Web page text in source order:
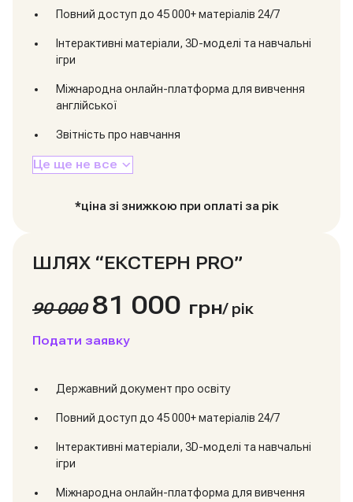
Повний доступ до 45 000+ матеріалів 24/7
Інтерактивні матеріали, 3D-моделі та навчальні
ігри
Міжнародна онлайн-платформа для вивчення
англійської
Звітність про навчання
Це ще не все
*ціна зі знижкою при оплаті за рік
ШЛЯХ “ЕКСТЕРН PRO”
90 000 81 000 грн/ рік
Подати заявку
Державний документ про освіту
Повний доступ до 45 000+ матеріалів 24/7
Інтерактивні матеріали, 3D-моделі та навчальні
ігри
Міжнародна онлайн-платформа для вивчення